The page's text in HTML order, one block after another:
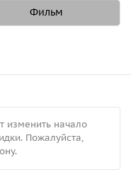
Фильм
изменить начало
Пожалуйста,